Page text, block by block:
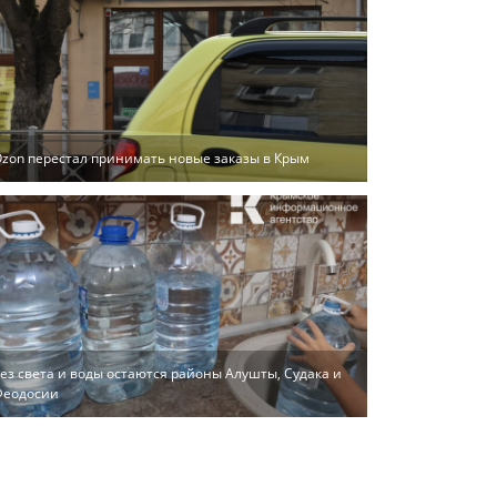
перестал принимать новые заказы в Крым
света и воды остаются районы Алушты, Судака и